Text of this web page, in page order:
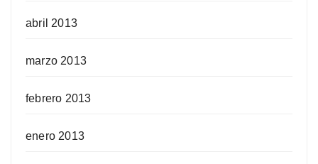
abril 2013
marzo 2013
febrero 2013
enero 2013